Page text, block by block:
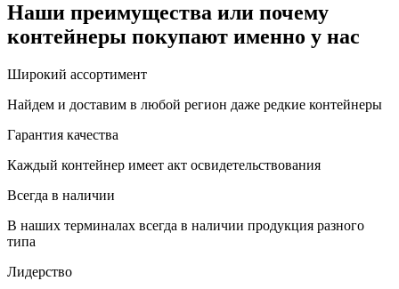
Наши преимущества или почему
контейнеры покупают именно у нас
Широкий ассортимент
Найдем и доставим в любой регион даже редкие контейнеры
Гарантия качества
Каждый контейнер имеет акт освидетельствования
Всегда в наличии
В наших терминалах всегда в наличии продукция разного
типа
Лидерство